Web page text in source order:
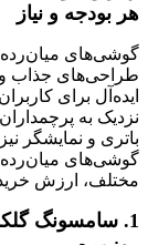
هر بودجه و نیاز
طراحی‌های جذاب و
ایده‌آل برای
نزدیک به
باتری و نمایشگر
گوشی‌های میان‌رده
مختلف، ارزش خرید